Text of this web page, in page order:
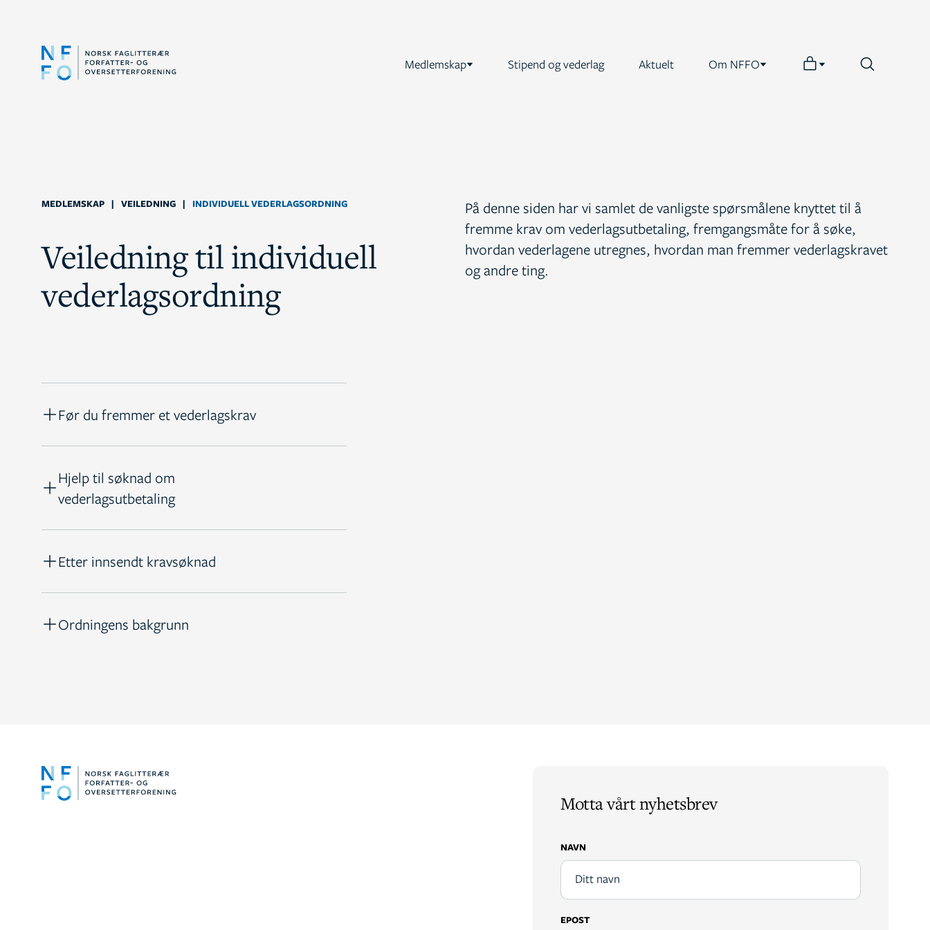
Medlemskap Stipend og vederlag Aktuelt Om NFFO
MEDLEMSKAP | VEILEDNING | INDIVIDUELL VEDERLAGSORDNING
Veiledning til individuell
vederlagsordning
På denne siden har vi samlet de vanligste spørsmålene knyttet til å
fremme krav om vederlagsutbetaling, fremgangsmåte for å søke,
hvordan vederlagene utregnes, hvordan man fremmer vederlagskravet
og andre ting.
Før du fremmer et vederlagskrav
Hjelp til søknad om
vederlagsutbetaling
Etter innsendt kravsøknad
Ordningens bakgrunn
Motta vårt nyhetsbrev
NAVN
EPOST